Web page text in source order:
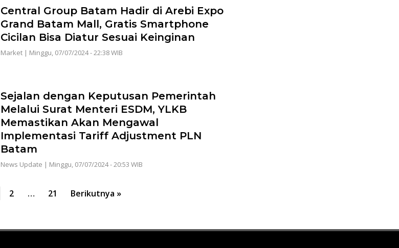
Central Group Batam Hadir di Arebi Expo
Grand Batam Mall, Gratis Smartphone
Cicilan Bisa Diatur Sesuai Keinginan
Market | Minggu, 07/07/2024 - 22:38 WIB
Sejalan dengan Keputusan Pemerintah
Melalui Surat Menteri ESDM, YLKB
Memastikan Akan Mengawal
Implementasi Tariff Adjustment PLN
Batam
News Update | Minggu, 07/07/2024 - 20:53 WIB
2 … 21 Berikutnya »